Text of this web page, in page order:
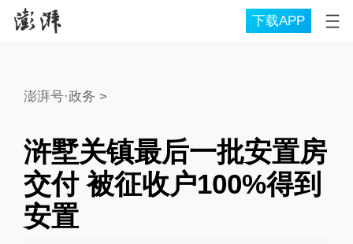
下载APP
澎湃号·政务 >
浒墅关镇最后一批安置房
交付 被征收户100%得到
安置